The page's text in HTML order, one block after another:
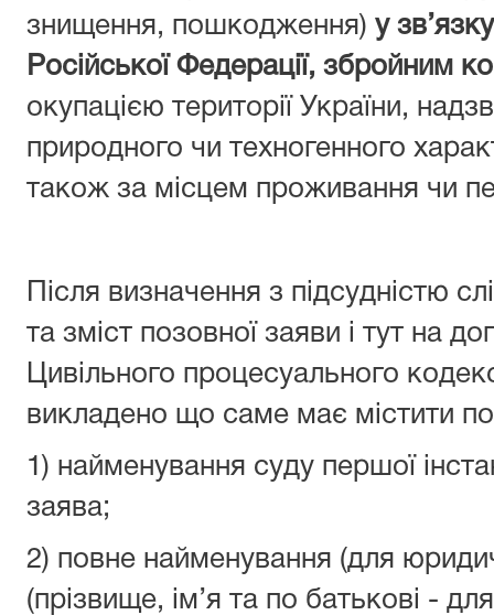
знищення, пошкодження) у
Російської Федерації, збройним
окупацією території України,
природного чи техногенного
також за місцем проживання чи
Після визначення з підсудністю
та зміст позовної заяви і тут на
Цивільного процесуального
викладено що саме має містити
1) найменування суду першої
заява;
2) повне найменування (для
(прізвище, ім’я та по батькові -